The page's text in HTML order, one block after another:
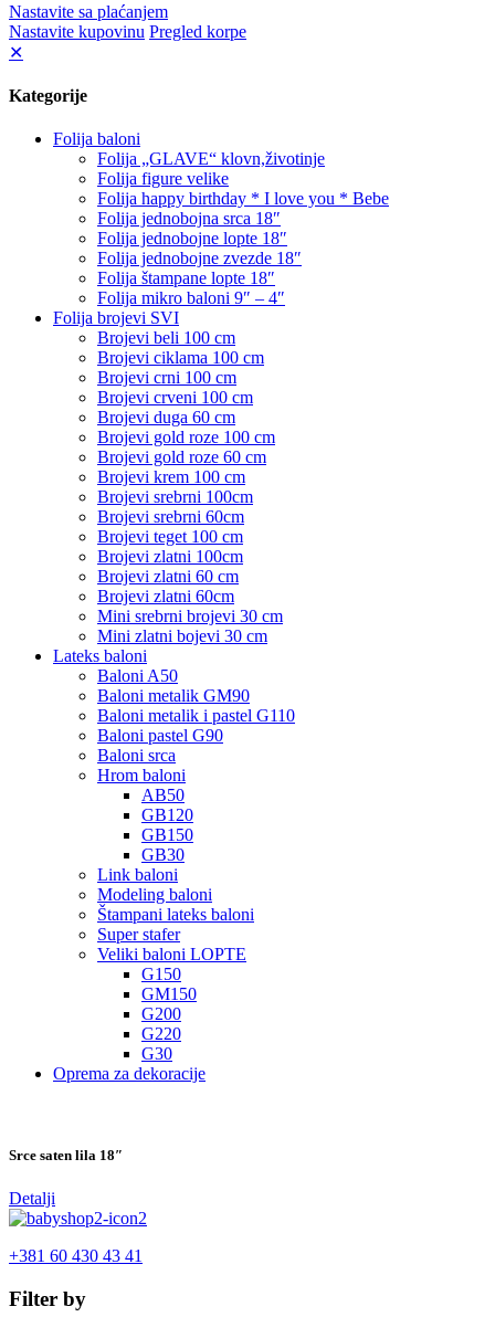
Nastavite sa plaćanjem
Nastavite kupovinu Pregled korpe
✕
Kategorije
Folija baloni
Folija „GLAVE“ klovn,životinje
Folija figure velike
Folija happy birthday * I love you * Bebe
Folija jednobojna srca 18″
Folija jednobojne lopte 18″
Folija jednobojne zvezde 18″
Folija štampane lopte 18″
Folija mikro baloni 9″ – 4″
Folija brojevi SVI
Brojevi beli 100 cm
Brojevi ciklama 100 cm
Brojevi crni 100 cm
Brojevi crveni 100 cm
Brojevi duga 60 cm
Brojevi gold roze 100 cm
Brojevi gold roze 60 cm
Brojevi krem 100 cm
Brojevi srebrni 100cm
Brojevi srebrni 60cm
Brojevi teget 100 cm
Brojevi zlatni 100cm
Brojevi zlatni 60 cm
Brojevi zlatni 60cm
Mini srebrni brojevi 30 cm
Mini zlatni bojevi 30 cm
Lateks baloni
Baloni A50
Baloni metalik GM90
Baloni metalik i pastel G110
Baloni pastel G90
Baloni srca
Hrom baloni
AB50
GB120
GB150
GB30
Link baloni
Modeling baloni
Štampani lateks baloni
Super stafer
Veliki baloni LOPTE
G150
GM150
G200
G220
G30
Oprema za dekoracije
Srce saten lila 18″
Detalji
+381 60 430 43 41
Filter by